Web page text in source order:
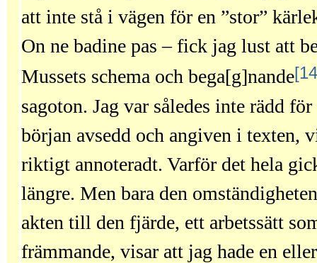
att inte stå i vägen för en ”stor”
On ne badine pas – fick jag lust att
Mussets schema och bega[g]nande
sagoton. Jag var således inte rädd
början avsedd och angiven i texten,
riktigt annoteradt. Varför det hela
längre. Men bara den
akten till den fjärde, ett arbetssätt
främmande, visar att jag hade en